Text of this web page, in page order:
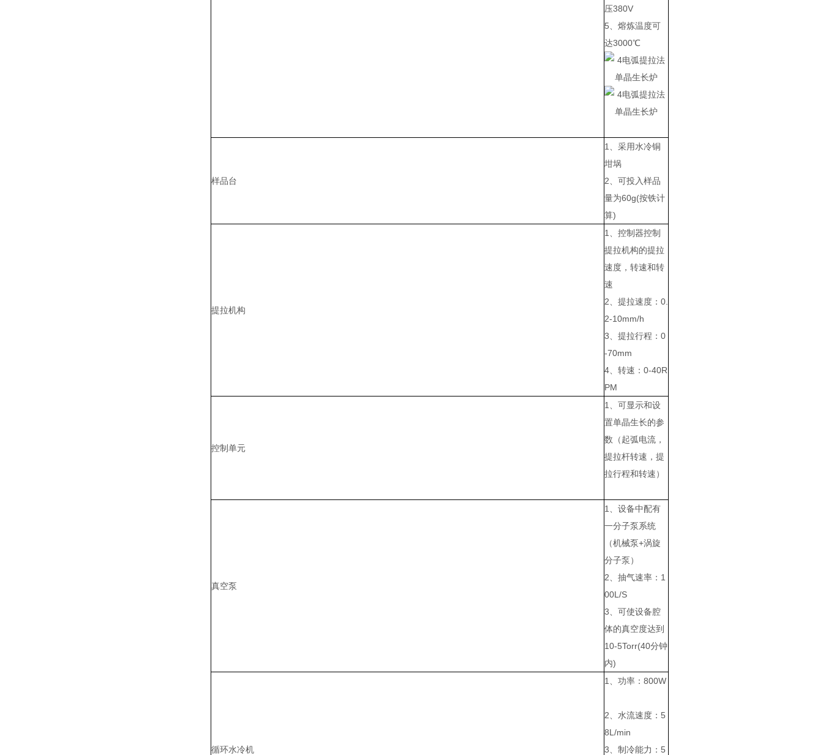
压380V
5、熔炼温度可
达3000℃
样品台
1、采用水冷铜
坩埚
2、可投入样品
量为60g(按铁计
算)
提拉机构
1、控制器控制
提拉机构的提拉
速度，转速和转
速
2、提拉速度：0.
2-10mm/h
3、提拉行程：0
-70mm
4、转速：0-40R
PM
控制单元
1、可显示和设
置单晶生长的参
数（起弧电流，
提拉杆转速，提
拉行程和转速）
真空泵
1、设备中配有
一分子泵系统
（机械泵+涡旋
分子泵）
2、抽气速率：1
00L/S
3、可使设备腔
体的真空度达到
10-5Torr(40分钟
内)
循环水冷机
1、功率：800W
2、水流速度：5
8L/min
3、制冷能力：5